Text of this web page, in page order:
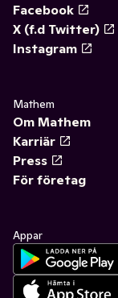
Facebook
X (f.d Twitter)
Instagram
Mathem
Om Mathem
Karriär
Press
För företag
Appar